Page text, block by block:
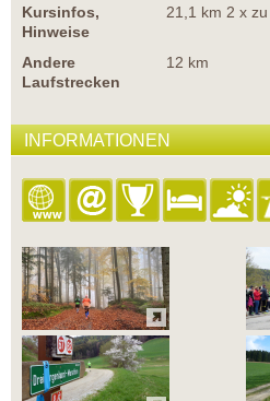
Kursinfos,
Hinweise
21,1 km 2 x
Andere
Laufstrecken
12 km
INFORMATIONEN